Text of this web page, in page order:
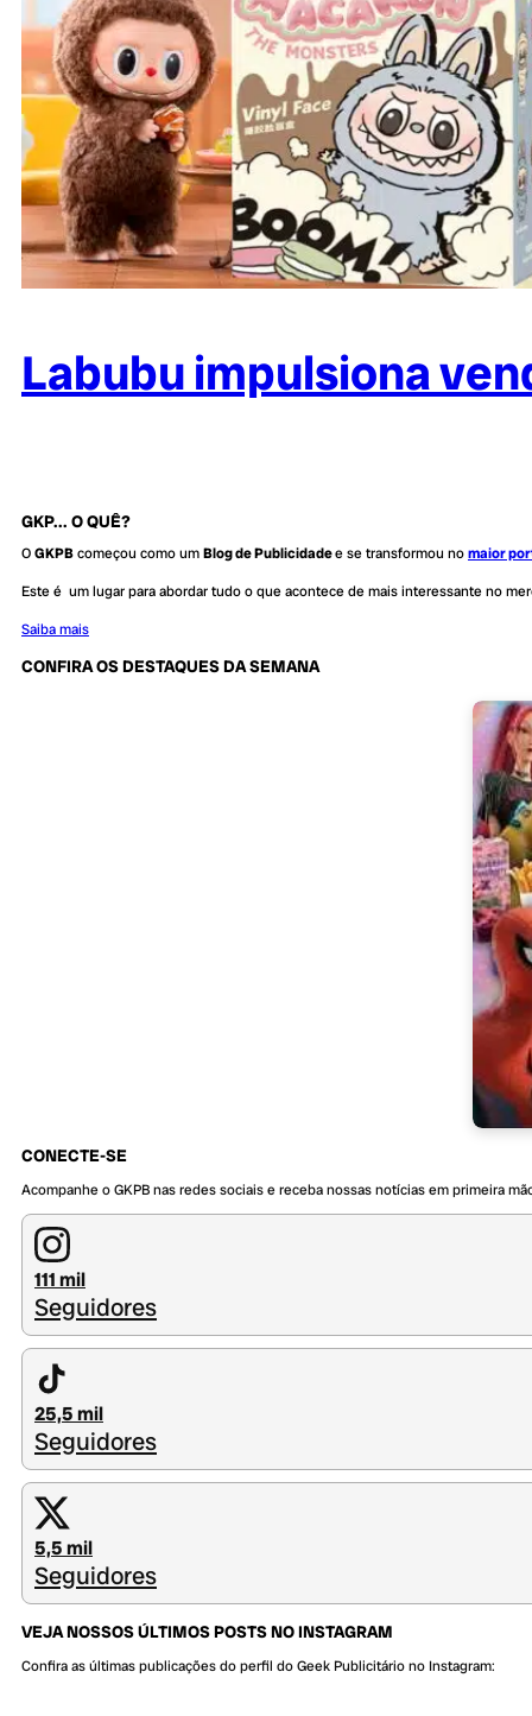
Labubu impulsiona
GKP... O QUÊ?
OGKPBcomeçou como umBlog de Publicidadee se transformou nomaior
Este é um lugar para abordar tudo o que acontece de mais interessante no
Saiba mais
CONFIRA OS DESTAQUES DA SEMANA
CONECTE-SE
Acompanhe o GKPB nas redes sociais e receba nossas notícias em primeira
111 mil
Seguidores
25,5 mil
Seguidores
5,5 mil
Seguidores
VEJA NOSSOS ÚLTIMOS POSTS NO INSTAGRAM
Confira as últimas publicações do perfil do Geek Publicitário no Instagram: